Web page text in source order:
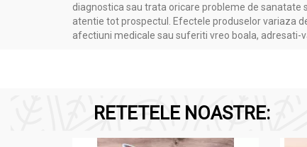
diagnostica sau trata oricare probleme de
atentie tot prospectul. Efectele produselor variaza
afectiuni medicale sau suferiti vreo boala, adresati-
RETETELE NOASTRE: